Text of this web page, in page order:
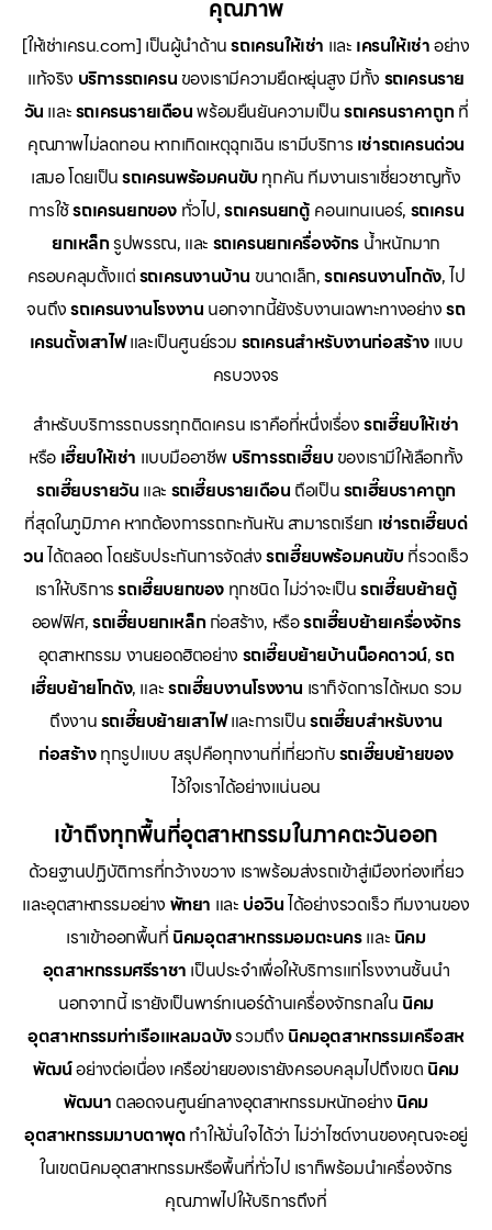
คุณภาพ
[ให้เช่าเครน.com] เป็นผู้นำด้านรถเครนให้เช่า และ เครนให้เช่าอย่าง
แท้จริง บริการรถเครน ของเรามีความยืดหยุ่นสูง มีทั้ง รถเครนราย
วัน และรถเครนรายเดือนพร้อมยืนยันความเป็นรถเครนราคาถูกที่
คุณภาพไม่ลดทอน หากเกิดเหตุฉุกเฉิน เรามีบริการ เช่ารถเครนด่วน
เสมอ โดยเป็นรถเครนพร้อมคนขับ ทุกคัน ทีมงานเราเชี่ยวชาญทั้ง
การใช้รถเครนยกของ ทั่วไป,รถเครนยกตู้ คอนเทนเนอร์, รถเครน
ยกเหล็กรูปพรรณ, และ รถเครนยกเครื่องจักร น้ำหนักมาก
ครอบคลุมตั้งแต่รถเครนงานบ้าน ขนาดเล็ก,รถเครนงานโกดัง, ไป
จนถึงรถเครนงานโรงงาน นอกจากนี้ยังรับงานเฉพาะทางอย่างรถ
เครนตั้งเสาไฟและเป็นศูนย์รวม รถเครนสำหรับงานก่อสร้าง แบบ
ครบวงจร
สำหรับบริการรถบรรทุกติดเครน เราคือที่หนึ่งเรื่องรถเฮี๊ยบให้เช่า
หรือ เฮี๊ยบให้เช่า แบบมืออาชีพ บริการรถเฮี๊ยบ ของเรามีให้เลือกทั้ง
รถเฮี๊ยบรายวัน และ รถเฮี๊ยบรายเดือน ถือเป็นรถเฮี๊ยบราคาถูก
ที่สุดในภูมิภาค หากต้องการรถกะทันหัน สามารถเรียก เช่ารถเฮี๊ยบด่
วนได้ตลอด โดยรับประกันการจัดส่งรถเฮี๊ยบพร้อมคนขับ ที่รวดเร็ว
เราให้บริการรถเฮี๊ยบยกของ ทุกชนิด ไม่ว่าจะเป็นรถเฮี๊ยบย้ายตู้
ออฟฟิศ,รถเฮี๊ยบยกเหล็กก่อสร้าง, หรือรถเฮี๊ยบย้ายเครื่องจักร
อุตสาหกรรม งานยอดฮิตอย่าง รถเฮี๊ยบย้ายบ้านน็อคดาวน์,รถ
เฮี๊ยบย้ายโกดัง, และรถเฮี๊ยบงานโรงงาน เราก็จัดการได้หมด รวม
ถึงงานรถเฮี๊ยบย้ายเสาไฟและการเป็นรถเฮี๊ยบสำหรับงาน
ก่อสร้างทุกรูปแบบ สรุปคือทุกงานที่เกี่ยวกับรถเฮี๊ยบย้ายของ
ไว้ใจเราได้อย่างแน่นอน
เข้าถึงทุกพื้นที่อุตสาหกรรมในภาคตะวันออก
ด้วยฐานปฏิบัติการที่กว้างขวาง เราพร้อมส่งรถเข้าสู่เมืองท่องเที่ยว
และอุตสาหกรรมอย่าง พัทยา และ บ่อวินได้อย่างรวดเร็ว ทีมงานของ
เราเข้าออกพื้นที่ นิคมอุตสาหกรรมอมตะนครและ นิคม
อุตสาหกรรมศรีราชา เป็นประจำเพื่อให้บริการแก่โรงงานชั้นนำ
นอกจากนี้ เรายังเป็นพาร์ทเนอร์ด้านเครื่องจักรกลใน นิคม
อุตสาหกรรมท่าเรือแหลมฉบังรวมถึง นิคมอุตสาหกรรมเครือสห
พัฒน์อย่างต่อเนื่อง เครือข่ายของเรายังครอบคลุมไปถึงเขต นิคม
พัฒนา ตลอดจนศูนย์กลางอุตสาหกรรมหนักอย่าง นิคม
อุตสาหกรรมมาบตาพุดทำให้มั่นใจได้ว่า ไม่ว่าไซต์งานของคุณจะอยู่
ในเขตนิคมอุตสาหกรรมหรือพื้นที่ทั่วไป เราก็พร้อมนำเครื่องจักร
คุณภาพไปให้บริการถึงที่